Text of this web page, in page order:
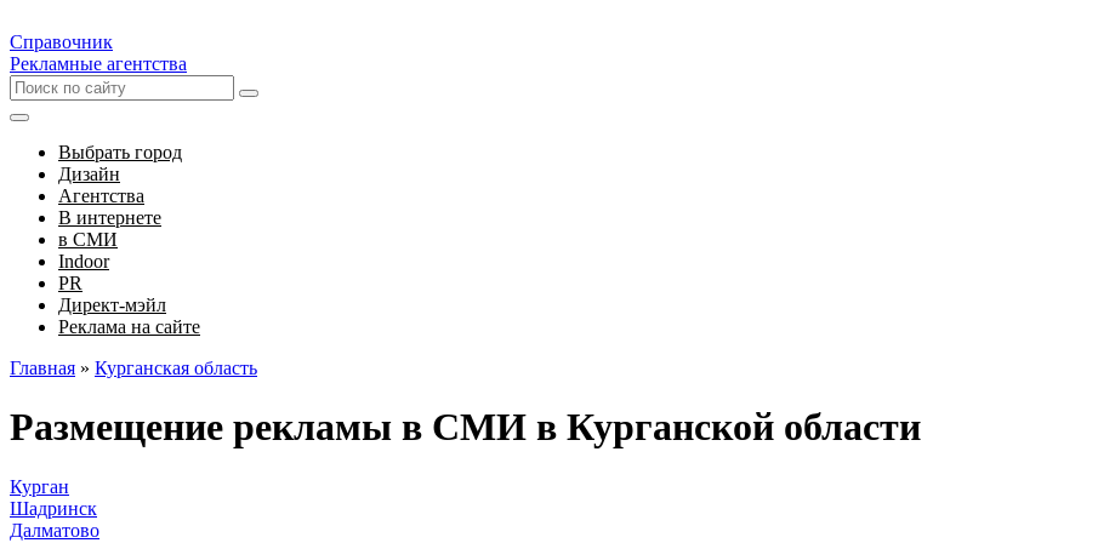
Справочник
Рекламные агентства
Выбрать город
Дизайн
Агентства
В интернете
в СМИ
Indoor
PR
Директ-мэйл
Реклама на сайте
Главная » Курганская область
Размещение рекламы в СМИ в Курганской области
Курган
Шадринск
Далматово